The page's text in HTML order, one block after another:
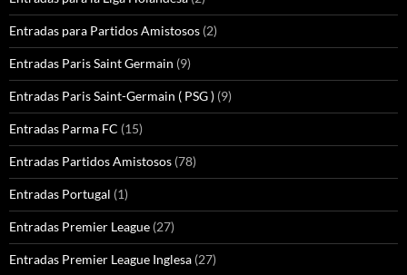
Entradas para Partidos Amistosos (2)
Entradas Paris Saint Germain (9)
Entradas Paris Saint-Germain ( PSG ) (9)
Entradas Parma FC (15)
Entradas Partidos Amistosos (78)
Entradas Portugal (1)
Entradas Premier League (27)
Entradas Premier League Inglesa (27)